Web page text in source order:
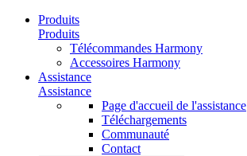
Produits
Produits
Télécommandes Harmony
Accessoires Harmony
Assistance
Assistance
Page d'accueil de l'assistance
Téléchargements
Communauté
Contact